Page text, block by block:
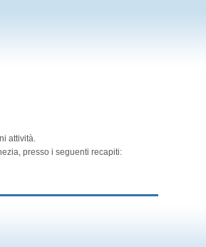
attività.
presso i seguenti recapiti: